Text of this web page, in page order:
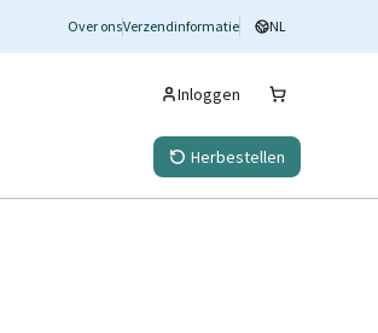
Over onsVerzendinformatie NL
Inloggen
Herbestellen